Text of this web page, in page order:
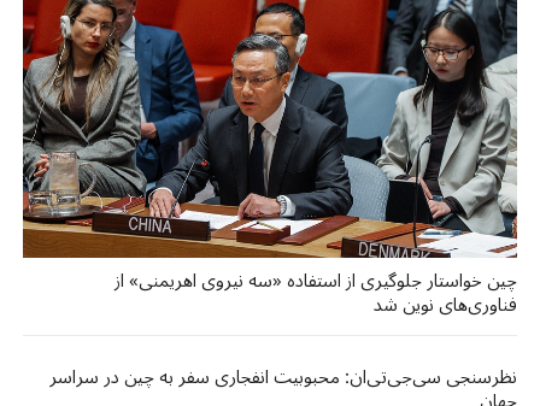
چین خواستار جلوگیری از استفاده «سه نیروی اهریمنی» از
فناوری‌های نوین شد
نظرسنجی سی‌جی‌تی‌ان: محبوبیت انفجاری سفر به چین در سراسر